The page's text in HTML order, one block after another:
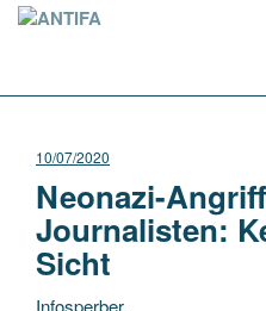
10/07/2020
Neonazi-
Journalisten:
Sicht
Infosperber.